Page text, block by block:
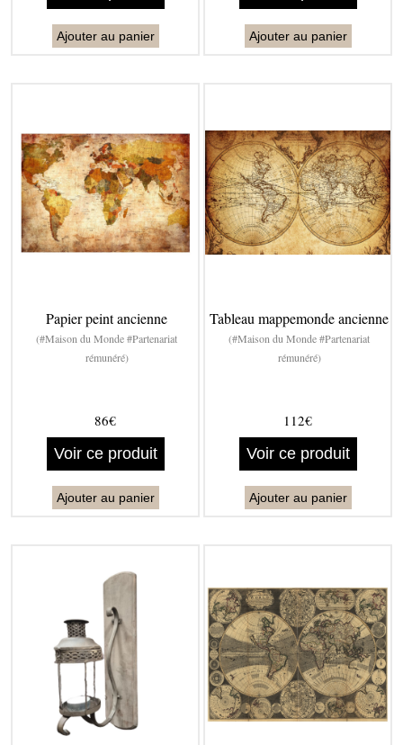
Ajouter au panier Ajouter au panier
Papier peint ancienne
(#Maison du Monde #Partenariat
rémunéré)
86€
Voir ce produit
Ajouter au panier
Tableau mappemonde ancienne
(#Maison du Monde #Partenariat
rémunéré)
112€
Voir ce produit
Ajouter au panier